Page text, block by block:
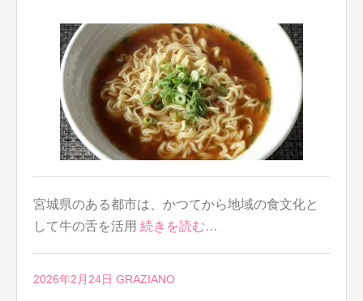
宮城県のある都市は、かつてから地域の食文化と
して牛の舌を活用 続きを読む…
2026年2月24日 GRAZIANO